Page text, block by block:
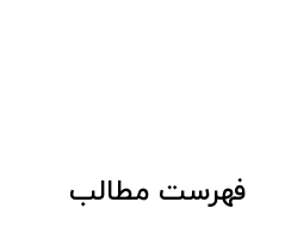
فهرست مطالب